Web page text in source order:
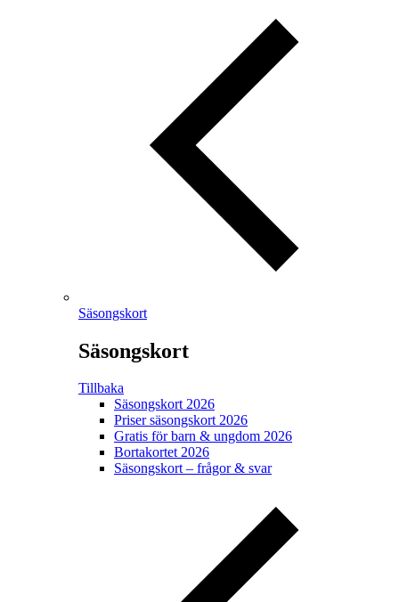
Säsongskort
Säsongskort
Tillbaka
Säsongskort 2026
Priser säsongskort 2026
Gratis för barn & ungdom 2026
Bortakortet 2026
Säsongskort – frågor & svar